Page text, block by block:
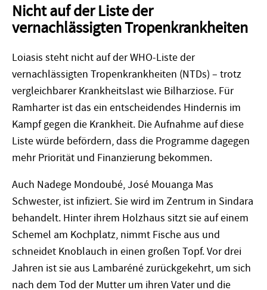
Nicht auf der Liste der
vernachlässigten Tropenkrankheiten
Loiasis steht nicht auf der WHO-Liste der
vernachlässigten Tropenkrankheiten (NTDs) – trotz
vergleichbarer Krankheitslast wie Bilharziose. Für
Ramharter ist das ein entscheidendes Hindernis im
Kampf gegen die Krankheit. Die Aufnahme auf diese
Liste würde befördern, dass die Programme dagegen
mehr Priorität und Finanzierung bekommen.
Auch Nadege Mondoubé,José Mouanga Mas
Schwester, ist infiziert. Sie wird im Zentrum in Sindara
behandelt. Hinter ihrem Holzhaus sitzt sie auf einem
Schemel am Kochplatz, nimmt Fische aus und
schneidet Knoblauch in einen großen Topf. Vor drei
Jahren ist sie aus Lambarénézurückgekehrt, um sich
nach dem Tod der Mutter um ihren Vater und die